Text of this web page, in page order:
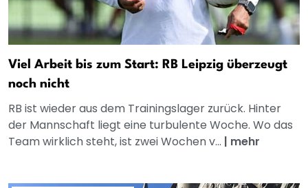
Viel Arbeit bis zum Start: RB Leipzig überzeugt
noch nicht
RB ist wieder aus dem Trainingslager zurück. Hinter
der Mannschaft liegt eine turbulente Woche. Wo das
Team wirklich steht, ist zwei Wochen v... | mehr